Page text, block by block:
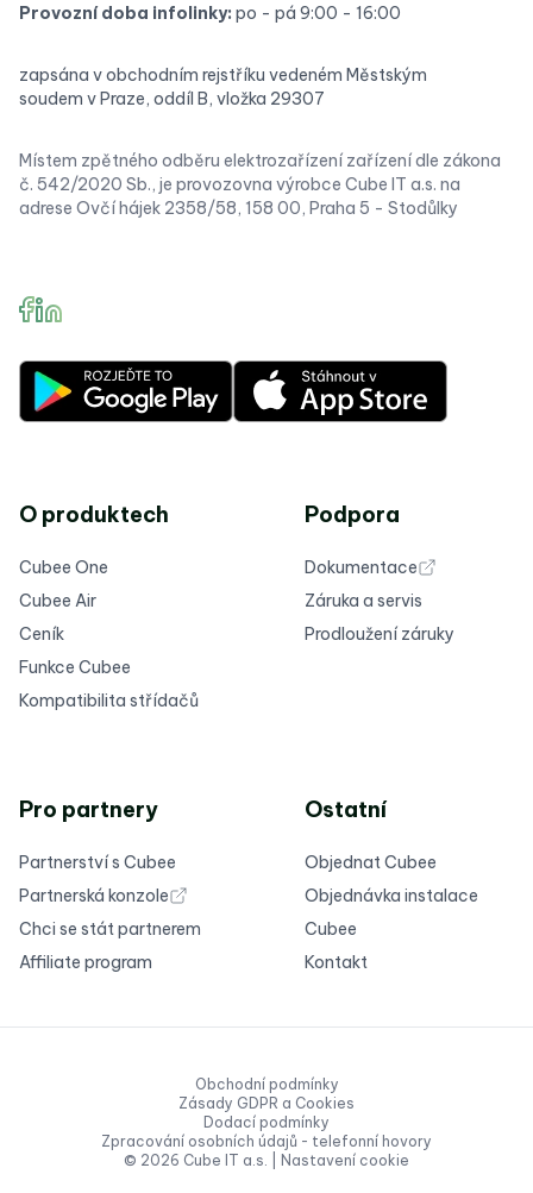
Provozní doba infolinky: po - pá 9:00 - 16:00
zapsána v obchodním rejstříku vedeném Městským
soudem v Praze, oddíl B, vložka 29307
Místem zpětného odběru elektrozařízení zařízení dle zákona
č. 542/2020 Sb., je provozovna výrobce Cube IT a.s. na
adrese Ovčí hájek 2358/58, 158 00, Praha 5 - Stodůlky
O produktech
Cubee One
Cubee Air
Ceník
Funkce Cubee
Kompatibilita střídačů
Podpora
Dokumentace
Záruka a servis
Prodloužení záruky
Pro partnery
Partnerství s Cubee
Partnerská konzole
Chci se stát partnerem
Affiliate program
Ostatní
Objednat Cubee
Objednávka instalace
Cubee
Kontakt
© 2026 Cube IT a.s. | Nastavení cookie
Obchodní podmínky
Zásady GDPR a Cookies
Dodací podmínky
Zpracování osobních údajů - telefonní hovory